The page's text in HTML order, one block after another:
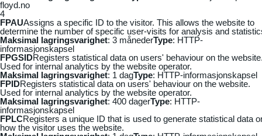
floyd.no
4
FPAUAssigns a specific ID to the visitor. This allows the website to
determine the number of specific user-visits for analysis and
Maksimal lagringsvarighet: 3 månederType: HTTP-
informasjonskapsel
FPGSIDRegisters statistical data on users' behaviour on the
Used for internal analytics by the website operator.
Maksimal lagringsvarighet: 1 dagType: HTTP-informasjonskapsel
FPIDRegisters statistical data on users' behaviour on the website.
Used for internal analytics by the website operator.
Maksimal lagringsvarighet: 400 dagerType: HTTP-
informasjonskapsel
FPLCRegisters a unique ID that is used to generate statistical data
how the visitor uses the website.